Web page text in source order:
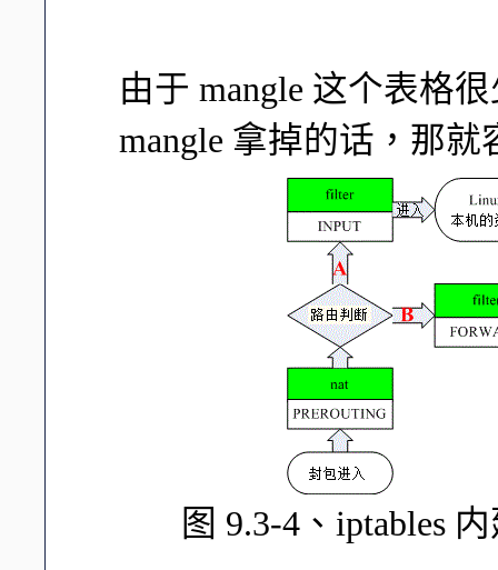
由于 mangle 这个表格
mangle 拿掉的话，那
图 9.3-4、iptables